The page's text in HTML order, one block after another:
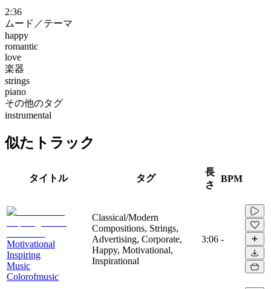
2:36
ムード／テーマ
happy
romantic
love
楽器
strings
piano
その他のタグ
instrumental
似たトラック
タイトル タグ
長
さ
BPM
Motivational
Inspiring
Music
Colorofmusic
Classical/Modern
Compositions, Strings,
Advertising, Corporate,
Happy, Motivational,
Inspirational
3:06 -